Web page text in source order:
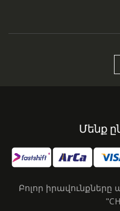
Մենք
Բոլոր